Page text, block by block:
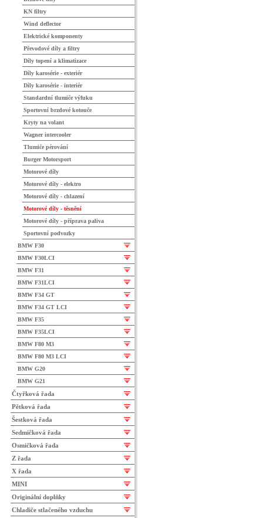
KN filtry
Wind deflector
Elektrické komponenty
Převodové díly a filtry
Díly topení a klimatizace
Díly karosérie - exteriér
Díly karosérie - interiér
Standardní tlumiče výfuku
Sportovní brzdové kotouče
Kryty na volant
Wagner intercooler
Tlumiče pérování
Burger Motorsport
Motorové díly
Motorové díly - elektro
Motorové díly - chlazení
Motorové díly - těsnění
Motorové díly - příprava paliva
Sportovní podvozky
BMW F30
BMW F30LCI
BMW F31
BMW F31LCI
BMW F34 GT
BMW F34 GT LCI
BMW F35
BMW F35LCI
BMW F80 M3
BMW F80 M3 LCI
BMW G20
BMW G21
Čtyřková řada
Pětková řada
Šestková řada
Sedmičková řada
Osmičková řada
Z řada
X řada
MINI
Originální doplňky
Chladiče stlačeného vzduchu